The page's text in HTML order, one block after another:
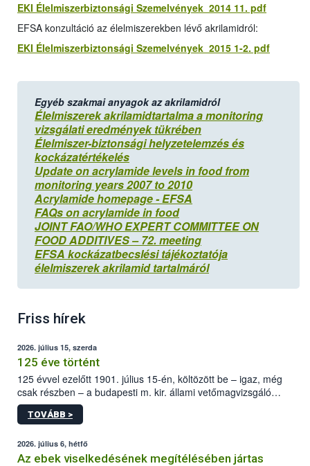
EKI Élelmiszerbiztonsági Szemelvények 2014 11. pdf
EFSA konzultáció az élelmiszerekben lévő akrilamidról:
EKI Élelmiszerbiztonsági Szemelvények 2015 1-2. pdf
Egyéb szakmai anyagok az akrilamidról
Élelmiszerek akrilamidtartalma a monitoring
vizsgálati eredmények tükrében
Élelmiszer-biztonsági helyzetelemzés és
kockázatértékelés
Update on acrylamide levels in food from
monitoring years 2007 to 2010
Acrylamide homepage - EFSA
FAQs on acrylamide in food
JOINT FAO/WHO EXPERT COMMITTEE ON
FOOD ADDITIVES – 72. meeting
EFSA kockázatbecslési tájékoztatója
élelmiszerek akrilamid tartalmáról
Friss hírek
2026. július 15, szerda
125 éve történt
125 évvel ezelőtt 1901. július 15-én, költözött be – igaz, még
csak részben – a budapesti m. kir. állami vetőmagvizsgáló
állomás a Kis Rókus utca 15. szám alatti, Czigler Győző által
tervezett új épületébe.
TOVÁBB >
2026. július 6, hétfő
Az ebek viselkedésének megítélésében jártas